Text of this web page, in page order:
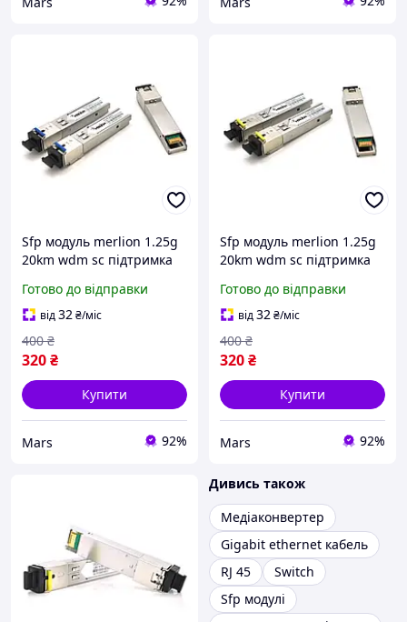
Sfp модуль merlion 1.25g
20km wdm sc підтримка
Готово до відправки
від32₴/міс
320₴
400 ₴
Купити
Mars 92%
Sfp модуль merlion 1.25g
20km wdm sc підтримка
Готово до відправки
від32₴/міс
320₴
400 ₴
Купити
Mars 92%
Дивись також
Медіаконвертер
Gigabit ethernet кабель
RJ 45
Switch
Sfp модулі